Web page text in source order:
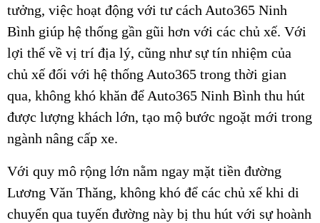
tưởng, việc hoạt động với tư cách Auto365 Ninh
Bình giúp hệ thống gần gũi hơn với các chủ xế. Với
lợi thế về vị trí địa lý, cũng như sự tín nhiệm của
chủ xế đối với hệ thống Auto365 trong thời gian
qua, không khó khăn để Auto365 Ninh Bình thu hút
được lượng khách lớn, tạo mộ bước ngoặt mới trong
ngành nâng cấp xe.
Với quy mô rộng lớn nằm ngay mặt tiền đường
Lương Văn Thăng, không khó để các chủ xế khi di
chuyển qua tuyến đường này bị thu hút với sự hoành